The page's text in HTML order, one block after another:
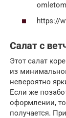
https://
Салат с
Этот салат
из
невероятно
Если же
оформлении,
получается.